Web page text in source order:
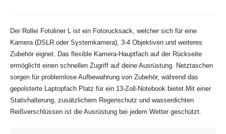
Der Rollei Fotoliner L ist ein Fotorucksack, welcher sich für eine
Kamera (DSLR oder Systemkamera), 3-4 Objektiven und weiteres
Zubehör eignet. Das flexible Kamera-Hauptfach auf der Rückseite
ermöglicht einen schnellen Zugriff auf deine Ausrüstung. Netztaschen
sorgen für problemlose Aufbewahrung von Zubehör, während das
gepolsterte Laptopfach Platz für ein 13-Zoll-Notebook bietet.Mit einer
Stativhalterung, zusätzlichem Regenschutz und wasserdichten
Reißverschlüssen ist die Ausrüstung bei jedem Wetter geschützt.